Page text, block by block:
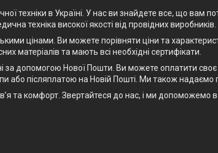
техніки в Україні. У нас ви знайдете все, що вам
техніка високої якості від провідних виробників.
цінами. Ви можете порівняти ціни та
матеріалів та мають всі необхідні сертифікати.
за допомогою Нової Пошти. Ви можете оплатити
або післяплатою на Новій Пошті. Ми також надаємо
та комфорт. Звертайтеся до нас, і ми